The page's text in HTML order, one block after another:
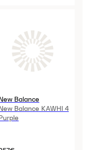
Balance
Balance KAWHI 4